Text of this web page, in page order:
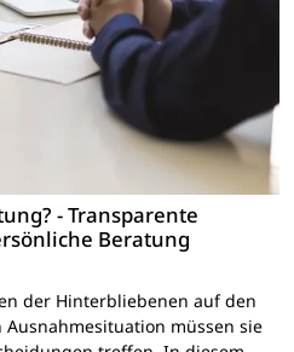
- Transparente
Beratung
der Hinterbliebenen auf den
müssen sie